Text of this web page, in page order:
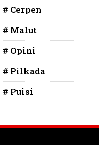
# Cerpen
# Malut
# Opini
# Pilkada
# Puisi